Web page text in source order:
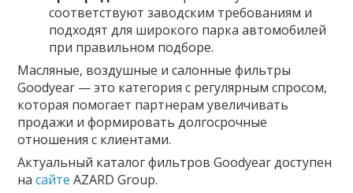
соответствуют заводским требованиям и
подходят для широкого парка автомобилей
при правильном подборе.
Масляные, воздушные и салонные фильтры
Goodyear — это категория с регулярным спросом,
которая помогает партнерам увеличивать
продажи и формировать долгосрочные
отношения с клиентами.
Актуальный каталог фильтров Goodyear доступен
насайте AZARD Group.